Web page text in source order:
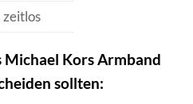
zeitlos
Michael Kors Armband
sollten: